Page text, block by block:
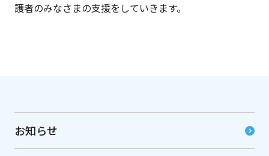
護者のみなさまの支援をしていきます。
お知らせ